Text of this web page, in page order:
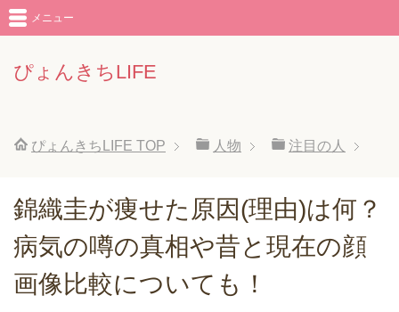
ぴょんきちLIFE
メニュー
ぴょんきちLIFE TOP 人物 注目の人
錦織圭が痩せた原因(理由)は何？
病気の噂の真相や昔と現在の顔
画像比較についても！